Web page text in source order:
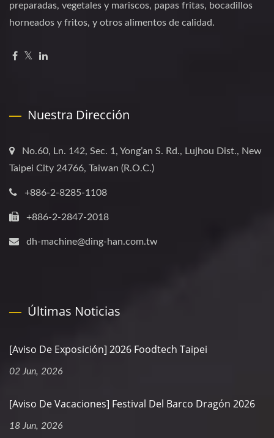
preparadas, vegetales y mariscos, papas fritas, bocadillos
horneados y fritos, y otros alimentos de calidad.
Nuestra Dirección
No.60, Ln. 142, Sec. 1, Yong’an S. Rd., Lujhou Dist., New
Taipei City 24766, Taiwan (R.O.C.)
+886-2-8285-1108
+886-2-2847-2018
dh-machine@ding-han.com.tw
Últimas Noticias
[Aviso De Exposición] 2026 Foodtech Taipei
02 Jun, 2026
[Aviso De Vacaciones] Festival Del Barco Dragón 2026
18 Jun, 2026